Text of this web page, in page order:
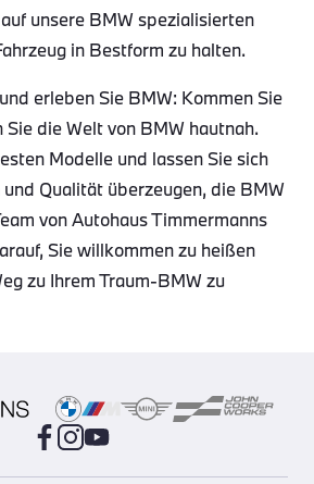
unsere BMW spezialisierten
in Bestform zu halten.
erleben Sie BMW: Kommen Sie
die Welt von BMW hautnah.
Modelle und lassen Sie sich
Qualität überzeugen, die BMW
von Autohaus Timmermanns
Sie willkommen zu heißen
zu Ihrem Traum-BMW zu